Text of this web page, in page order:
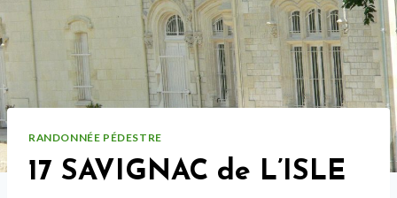
RANDONNÉE PÉDESTRE
17 SAVIGNAC de L’ISLE